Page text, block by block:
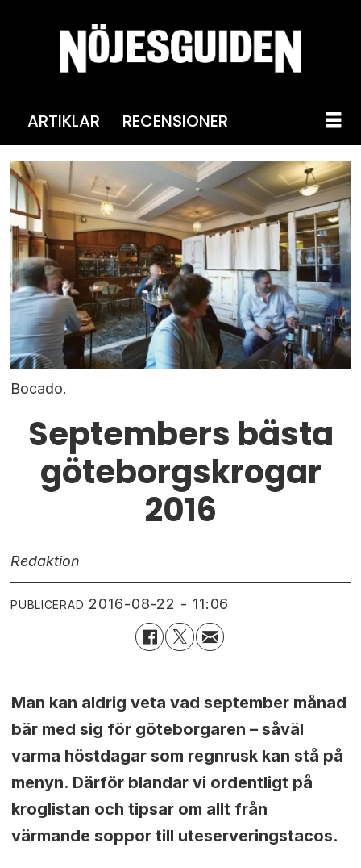
ARTIKLAR RECENSIONER
Bocado.
Septembers bästa
göteborgskrogar
2016
Redaktion
PUBLICERAD 2016-08-22 - 11:06
Man kan aldrig veta vad september månad
bär med sig för göteborgaren – såväl
varma höstdagar som regnrusk kan stå på
menyn. Därför blandar vi ordentligt på
kroglistan och tipsar om allt från
värmande soppor till uteserveringstacos.